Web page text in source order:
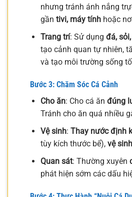
nhưng tránh ánh nắng
gần tivi, máy tínhhoặc
Trang trí: Sử dụng đá,
tạo cảnh quan tự nhiên,
và tạo môi trường sống
Bước 3: Chăm Sóc Cá Cảnh
Cho ăn: Cho cá ăn đúng
Tránh cho ăn quá nhiều
Vệ sinh: Thay nước định
tùy kích thước bể), vệ
Quan sát: Thường xuyên
phát hiện sớm các dấu